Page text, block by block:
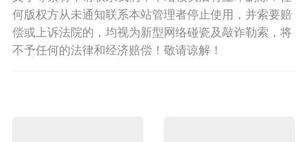
何版权方从未通知联系本站管理者停止使用，并索要赔
偿或上诉法院的，均视为新型网络碰瓷及敲诈勒索，将
不予任何的法律和经济赔偿！敬请谅解！